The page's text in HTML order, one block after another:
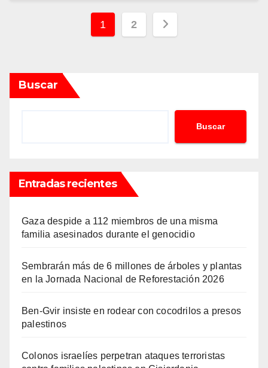
Paginación
1 2
Buscar
Buscar
Entradas recientes
Gaza despide a 112 miembros de una misma
familia asesinados durante el genocidio
Sembrarán más de 6 millones de árboles y plantas
en la Jornada Nacional de Reforestación 2026
Ben-Gvir insiste en rodear con cocodrilos a presos
palestinos
Colonos israelíes perpetran ataques terroristas